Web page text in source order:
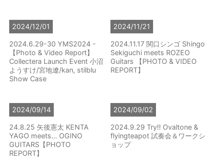
2024/12/01
2024.6.29-30 YMS2024 -
【Photo & Video Report】
Collectera Launch Event 小沼
ようすけ/宮地遼/kan, stilblu
Show Case
2024/11/21
2024.11.17 関口シンゴ Shingo
Sekiguchi meets ROZEO
Guitars 【PHOTO & VIDEO
REPORT】
2024/09/14
24.8.25 矢後憲太 KENTA
YAGO meets… OGINO
GUITARS【PHOTO
REPORT】
2024/09/02
2024.9.29 Try!! Ovaltone &
flyingteapot 試奏会＆ワークシ
ョップ